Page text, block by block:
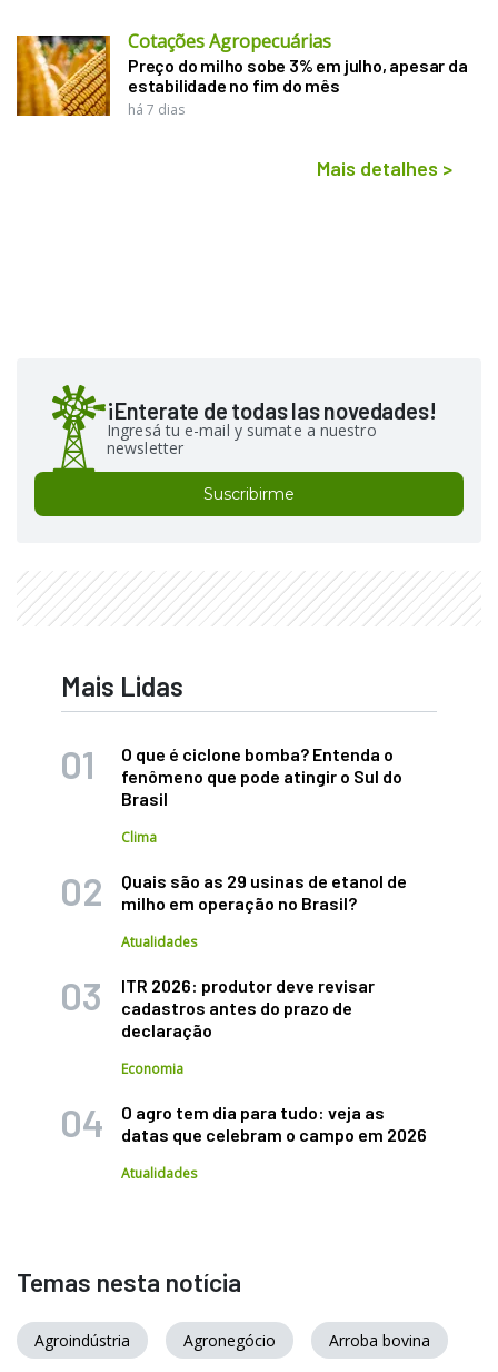
Cotações Agropecuárias
Preço do milho sobe 3% em julho, apesar da
estabilidade no fim do mês
há 7 dias
Mais detalhes >
¡Enterate de todas las novedades!
Ingresá tu e-mail y sumate a nuestro
newsletter
Suscribirme
Mais Lidas
O que é ciclone bomba? Entenda o
fenômeno que pode atingir o Sul do
Brasil
Clima
Quais são as 29 usinas de etanol de
milho em operação no Brasil?
Atualidades
ITR 2026: produtor deve revisar
cadastros antes do prazo de
declaração
Economia
O agro tem dia para tudo: veja as
datas que celebram o campo em 2026
Atualidades
Temas nesta notícia
Agroindústria Agronegócio Arroba bovina